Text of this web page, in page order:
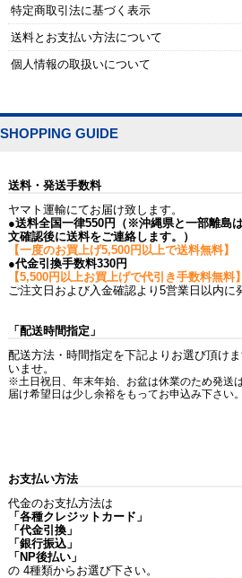
特定商取引法に基づく表示
送料とお支払い方法について
個人情報の取扱いについて
SHOPPING GUIDE
送料・発送手数料
ヤマト運輸にてお届け致します。
●送料全国一律550円（※沖縄県と一部離島
文確認後に送料をご連絡します。）
【一度のお買上げ5,500円以上で送料無料】
●代金引換手数料330円
【5,500円以上お買上げで代引き手数料無料】
ご注文日および入金確認より5営業日以内に
「配送時間指定」
配送方法・時間指定を下記よりお選び頂け
いませ。
※土日祝日、年末年始、お盆は休業のため発送
届け希望日は少し余裕をもってお申込み下さい。
お支払い方法
代金のお支払方法は
「各種クレジットカード」
「代金引換」
「銀行振込」
「NP後払い」
の 4種類からお選び下さい。